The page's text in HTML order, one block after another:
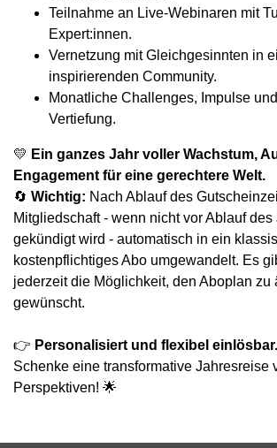
Teilnahme an Live-Webinaren mit
Expert:innen.
Vernetzung mit Gleichgesinnten in
inspirierenden Community.
Monatliche Challenges, Impulse
Vertiefung.
💛 Ein ganzes Jahr voller Wachstum,
Engagement für eine gerechtere Welt.
🔄 Wichtig: Nach Ablauf des
Mitgliedschaft - wenn nicht vor Ablauf des
gekündigt wird - automatisch in ein
kostenpflichtiges Abo umgewandelt. Es
jederzeit die Möglichkeit, den Aboplan zu
gewünscht.
👉 Personalisiert und flexibel einlösbar.
Schenke eine transformative Jahresreise
Perspektiven! 🌟